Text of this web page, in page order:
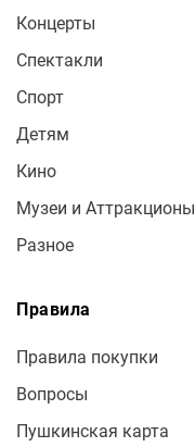
Концерты
Спектакли
Спорт
Детям
Кино
Музеи и Аттракционы
Разное
Правила
Правила покупки
Вопросы
Пушкинская карта